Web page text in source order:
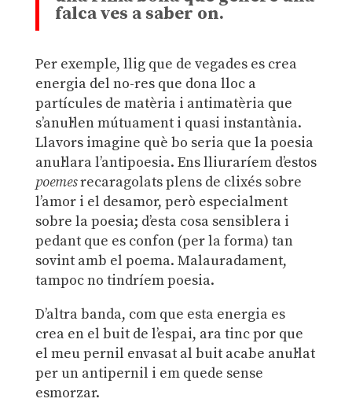
falca ves a saber on.
Per exemple, llig que de vegades es crea
energia del no-res que dona lloc a
partícules de matèria i antimatèria que
s’anul·len mútuament i quasi instantània.
Llavors imagine què bo seria que la poesia
anul·lara l’antipoesia. Ens lliuraríem d’estos
poemesrecaragolats plens de clixés sobre
l’amor i el desamor, però especialment
sobre la poesia; d’esta cosa sensiblera i
pedant que es confon (per la forma) tan
sovint amb el poema. Malauradament,
tampoc no tindríem poesia.
D’altra banda, com que esta energia es
crea en el buit de l’espai, ara tinc por que
el meu pernil envasat al buit acabe anul·lat
per un antipernil i em quede sense
esmorzar.